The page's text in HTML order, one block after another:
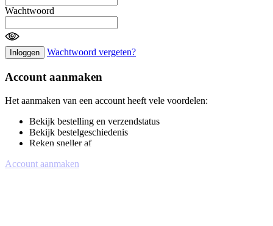
Wachtwoord
Inloggen Wachtwoord vergeten?
Account aanmaken
Het aanmaken van een account heeft vele voordelen:
Bekijk bestelling en verzendstatus
Bekijk bestelgeschiedenis
Reken sneller af
Account aanmaken